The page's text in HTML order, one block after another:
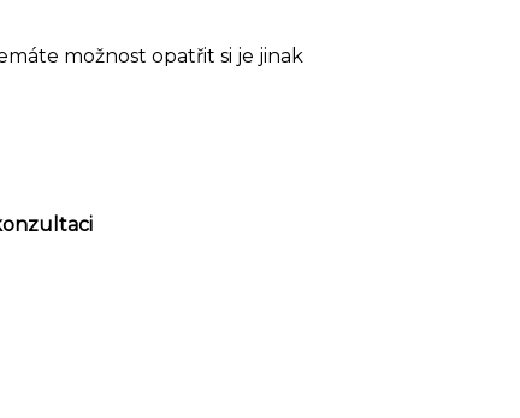
možnost opatřit si je jinak